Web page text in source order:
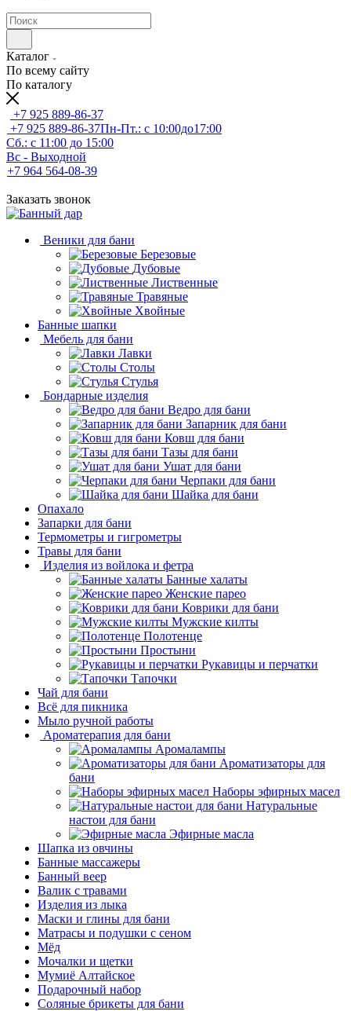
Каталог
По всему сайту
По каталогу
+7 925 889-86-37
+7 925 889-86-37Пн-Пт.: с 10:00до17:00
Сб.: с 11:00 до 15:00
Вс - Выходной
+7 964 564-08-39
Заказать звонок
Веники для бани
Березовые
Дубовые
Лиственные
Травяные
Хвойные
Банные шапки
Мебель для бани
Лавки
Столы
Стулья
Бондарные изделия
Ведро для бани
Запарник для бани
Ковш для бани
Тазы для бани
Ушат для бани
Черпаки для бани
Шайка для бани
Опахало
Запарки для бани
Термометры и гигрометры
Травы для бани
Изделия из войлока и фетра
Банные халаты
Женские парео
Коврики для бани
Мужские килты
Полотенце
Простыни
Рукавицы и перчатки
Тапочки
Чай для бани
Всё для пикника
Мыло ручной работы
Ароматерапия для бани
Аромалампы
Ароматизаторы для
бани
Наборы эфирных масел
Натуральные
настои для бани
Эфирные масла
Шапка из овчины
Банные массажеры
Банный веер
Валик с травами
Изделия из лыка
Маски и глины для бани
Матрасы и подушки с сеном
Мёд
Мочалки и щетки
Мумиё Алтайское
Подарочный набор
Соляные брикеты для бани